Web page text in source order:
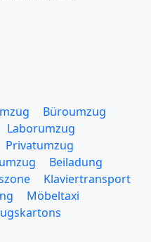
Büroumzug
Laborumzug
Privatumzug
Beiladung
Klaviertransport
Möbeltaxi